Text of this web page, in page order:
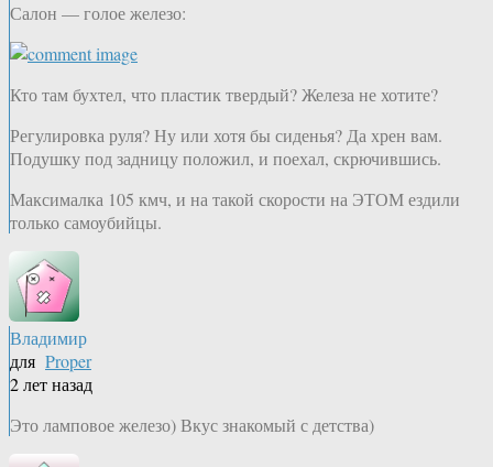
Салон — голое железо:
Кто там бухтел, что пластик твердый? Железа не хотите?
Регулировка руля? Ну или хотя бы сиденья? Да хрен вам.
Подушку под задницу положил, и поехал, скрючившись.
Максималка 105 кмч, и на такой скорости на ЭТОМ ездили
только самоубийцы.
Владимир
для Proper
2 лет назад
Это ламповое железо) Вкус знакомый с детства)